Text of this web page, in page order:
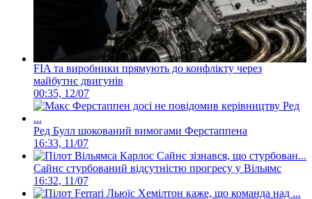
FIA та виробники прямують до конфлікту через
майбутнє двигунів
00:35, 12/07
Ред Булл шокований вимогами Ферстаппена
16:33, 11/07
Сайнс стурбований відсутністю прогресу у Вільямс
16:32, 11/07